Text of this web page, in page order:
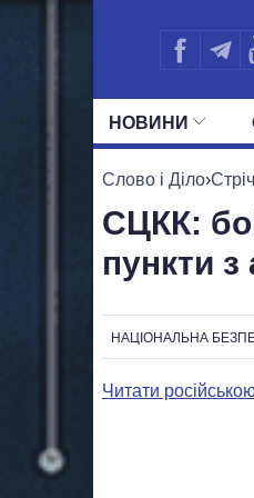
НОВИНИ
Слово і Діло›
СЦКК:
пункти з
НАЦІОНАЛЬНА
Читати